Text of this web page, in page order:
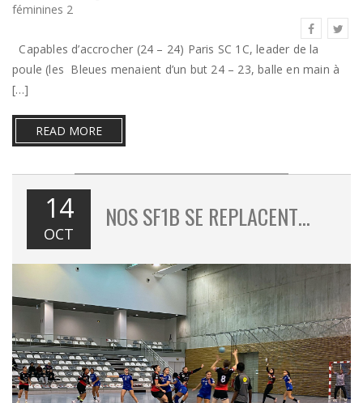
féminines 2
Capables d’accrocher (24 – 24) Paris SC 1C, leader de la
poule (les Bleues menaient d’un but 24 – 23, balle en main à
[…]
READ MORE
14
OCT
NOS SF1B SE REPLACENT…